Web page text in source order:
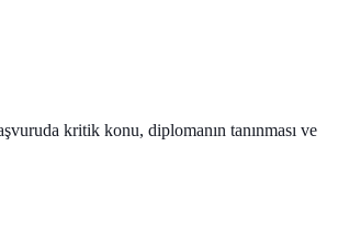
kritik konu, diplomanın tanınması ve